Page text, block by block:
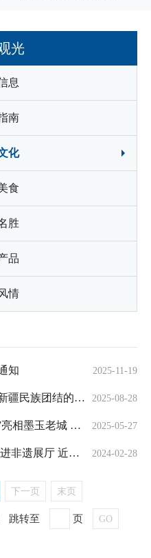
光
息
南
化
食
胜
品
情
2025-11-19
知
2025-08-28
团结的“连心纸”​
2025-05-27
老城 群众文化生活
2024-02-28
感受传统文化的魅力
下一页 末页
跳转至 页 GO